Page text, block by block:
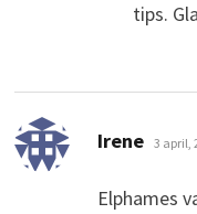
tips.
Irene 3 april,
Elphames